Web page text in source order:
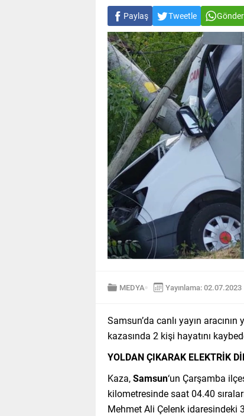
Paylaş Tweetle Gönder
MEDYA Yayınlama: 02.07.2023
Samsun’da canlı yayın
kazasında 2 kişi hayatını
YOLDAN ÇIKARAK ELEKTRİK
Kaza,Samsun‘un Çarşamba
kilometresinde saat 04.40
Mehmet Ali Çelenk idaresindeki